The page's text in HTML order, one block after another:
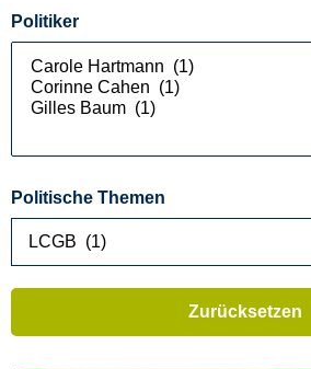
Politiker
Politische Themen